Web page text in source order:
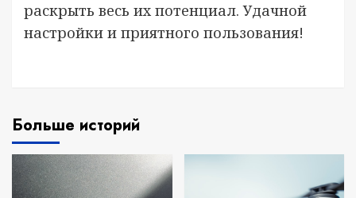
раскрыть весь их потенциал. Удачной
настройки и приятного пользования!
Больше историй